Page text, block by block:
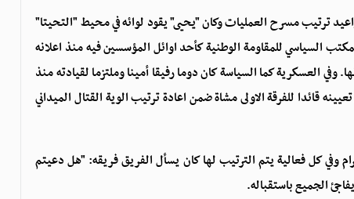
ترتيب مسرح العمليات وكان "يحيى" يقود لوائه في محيط "التحيتا"
السياسي للمقاومة الوطنية كأحد اوائل المؤسسين فيه منذ اعلانه
العسكرية كما السياسة كان دوما رفيقا أمينا وملتزما لقيادته منذ
قائدا للفرقة الاولى مشاة ضمن اعادة ترتيب الوية القتال الميداني
وفي كل فعالية يتم الترتيب لها كان يسأل الفريق فريقه: "هل دعيتم
الجميع باستقباله.